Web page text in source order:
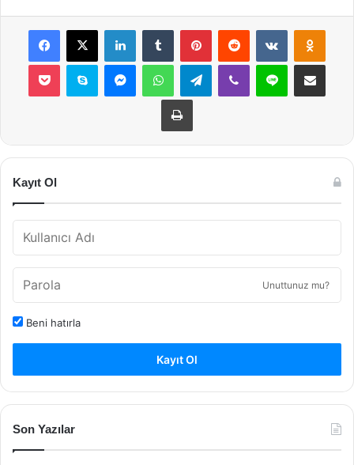
Facebook
X LinkedInTumblr PinterestReddit VKontakte
Pocket Skype MessengerWhatsAppTelegramViber Line E-Posta ile
Yazdır
Kayıt Ol
Unuttunuz mu?
Beni hatırla
Kayıt Ol
Son Yazılar